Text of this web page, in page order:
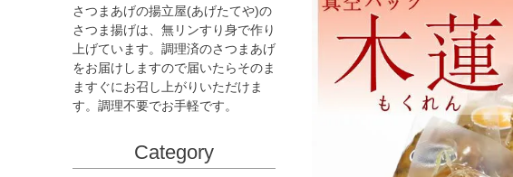
さつまあげの揚立屋(あげたてや)の
さつま揚げは、無リンすり身で作り
上げています。調理済のさつまあげ
をお届けしますので届いたらそのま
ますぐにお召し上がりいただけま
す。調理不要でお手軽です。
Category